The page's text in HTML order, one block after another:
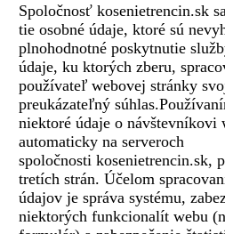
Spoločnosť kosenietrencin.sk
tie osobné údaje, ktoré sú
plnohodnotné poskytnutie
údaje, ku ktorých zberu,
používateľ webovej stránky
preukázateľný
niektoré údaje o návštevníkovi
automaticky na serveroch
spoločnosti kosenietrencin.sk,
tretích strán. Účelom
údajov je správa systému,
niektorých funkcionalít webu